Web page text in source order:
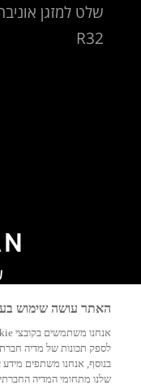
שלט למזגן
R32
האתר עושה שימוש
לספק תכונות של מדיה
בנוסף, אנחנו משתפים
שלנו מתחומי המדיה